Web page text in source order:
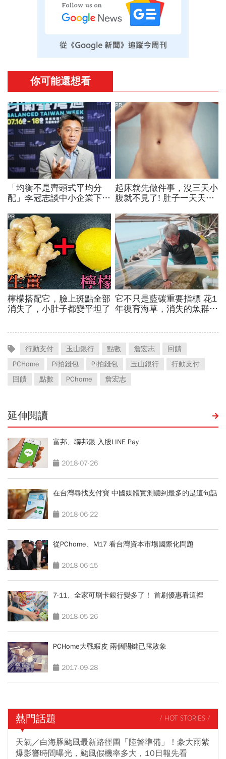
行動支付 玉山銀行 點數 詹宏志
回饋
PCHome
Pi拍錢包 Pi拍錢包 玉山銀行
行動支付
回饋
點數 PChome 詹宏志
延伸閱讀
富邦、聯邦銀 入股LINE Pay
2018-07-26
在台灣尋找支付寶 中國媒體實測聽到最多的是這句話
2018-06-22
從PChome、M17 看台灣資本市場國際化問題
2018-06-15
7-11、全家可刷卡銀行變多了！ 首刷優惠看這裡
2018-05-26
PCHome大戰蝦皮 兩個關鍵已露敗象
2017-09-28
熱門話題 / HOT STORIES /
天氣／白海豚颱風最新路徑圖「陸警準備」！豪大雨紫
爆影響時間曝光，颱風假機率多大，10日報先看